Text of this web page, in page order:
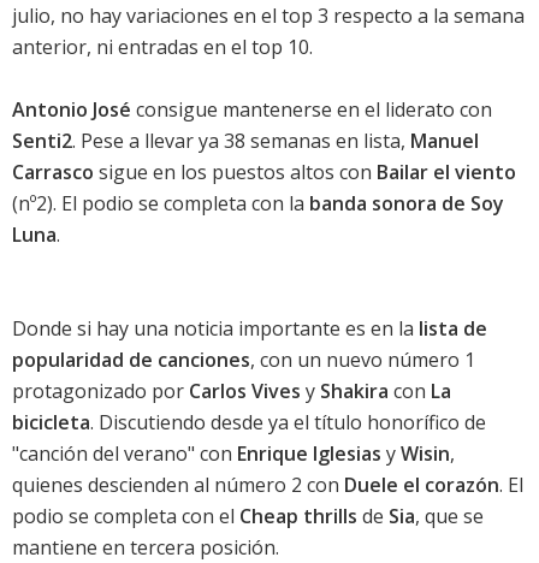
julio, no hay variaciones en el top 3 respecto a la semana
anterior, ni entradas en el top 10.
Antonio José consigue mantenerse en el liderato con
Senti2. Pese a llevar ya 38 semanas en lista, Manuel
Carrasco sigue en los puestos altos con Bailar el viento
(nº2). El podio se completa con la banda sonora de Soy
Luna.
Donde si hay una noticia importante es en la lista de
popularidad de canciones, con un nuevo número 1
protagonizado por Carlos Vives y Shakira con La
bicicleta. Discutiendo desde ya el título honorífico de
"canción del verano" con Enrique Iglesias yWisin,
quienes descienden al número 2 con Duele el corazón. El
podio se completa con el Cheap thrills de Sia, que se
mantiene en tercera posición.